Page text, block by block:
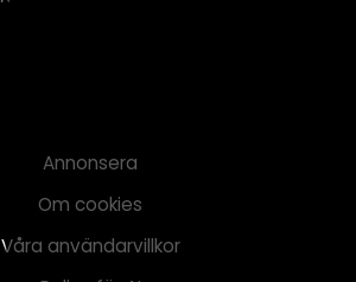
Annonsera
Om cookies
Våra användarvillkor